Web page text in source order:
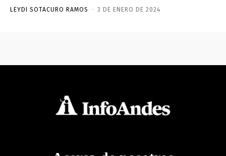
LEYDI SOTACURO RAMOS - 3 DE ENERO DE 2024